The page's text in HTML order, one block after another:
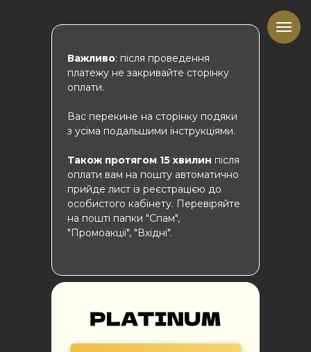
Важливо: після проведення
платежу не закривайте сторінку
оплати.
Вас перекине на сторінку подяки
з усіма подальшими інструкціями.
Також протягом 15 хвилин після
оплати вам на пошту автоматично
прийде лист із реєстрацією до
особистого кабінету. Перевіряйте
на пошті папки "Спам",
"Промоакції", "Вхідні".